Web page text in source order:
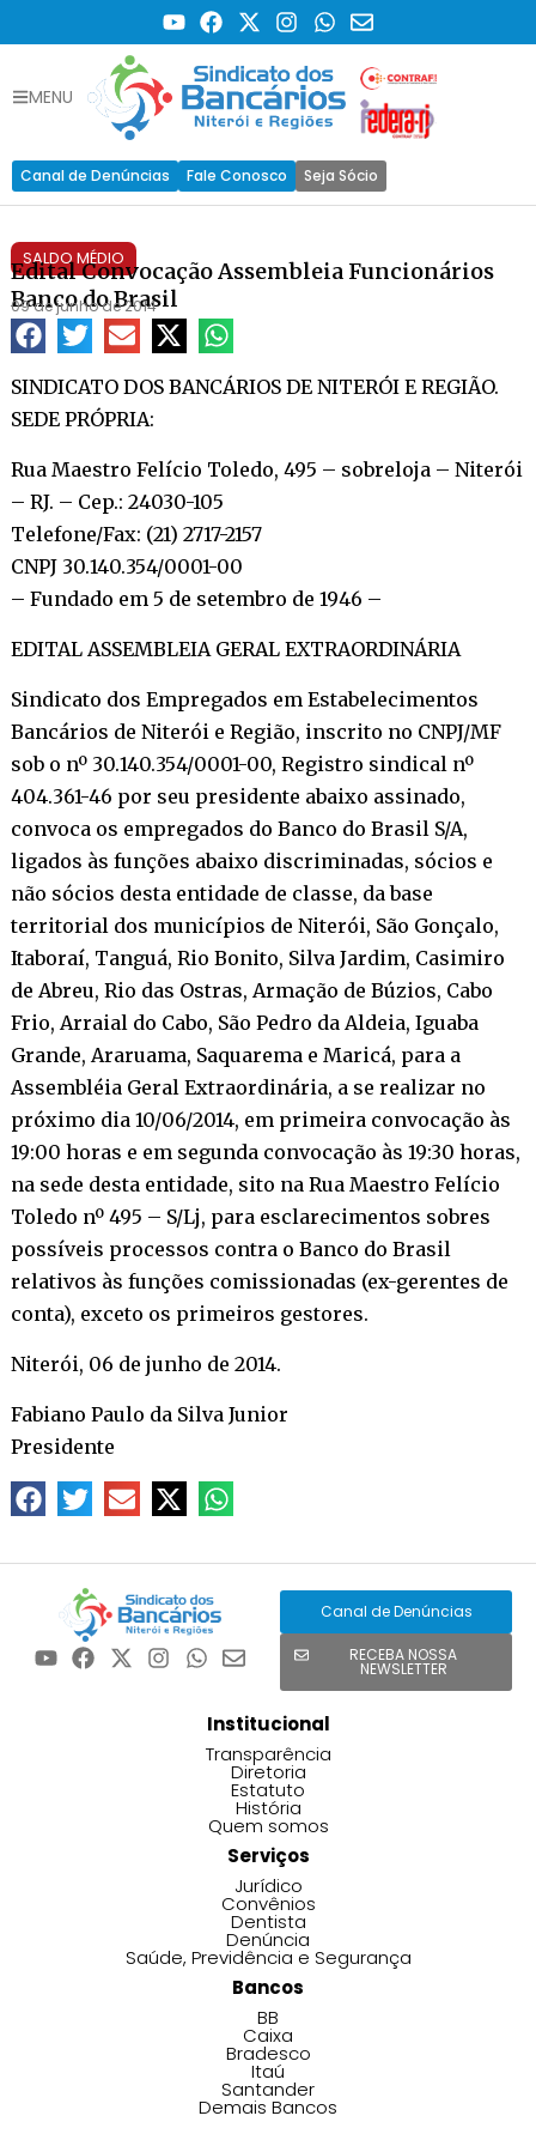
MENU
Canal de Denúncias Fale Conosco Seja Sócio
SALDO MÉDIO
Edital Convocação Assembleia Funcionários
Banco do Brasil
09 de junho de 2014
SINDICATO DOS BANCÁRIOS DE NITERÓI E REGIÃO.
SEDE PRÓPRIA:
Rua Maestro Felício Toledo, 495 – sobreloja – Niterói
– RJ. – Cep.: 24030-105
Telefone/Fax: (21) 2717-2157
CNPJ 30.140.354/0001-00
– Fundado em 5 de setembro de 1946 –
EDITAL ASSEMBLEIA GERAL EXTRAORDINÁRIA
Sindicato dos Empregados em Estabelecimentos
Bancários de Niterói e Região, inscrito no CNPJ/MF
sob o nº 30.140.354/0001-00, Registro sindical nº
404.361-46 por seu presidente abaixo assinado,
convoca os empregados do Banco do Brasil S/A,
ligados às funções abaixo discriminadas, sócios e
não sócios desta entidade de classe, da base
territorial dos municípios de Niterói, São Gonçalo,
Itaboraí, Tanguá, Rio Bonito, Silva Jardim, Casimiro
de Abreu, Rio das Ostras, Armação de Búzios, Cabo
Frio, Arraial do Cabo, São Pedro da Aldeia, Iguaba
Grande, Araruama, Saquarema e Maricá, para a
Assembléia Geral Extraordinária, a se realizar no
próximo dia 10/06/2014, em primeira convocação às
19:00 horas e em segunda convocação às 19:30 horas,
na sede desta entidade, sito na Rua Maestro Felício
Toledo nº 495 – S/Lj, para esclarecimentos sobres
possíveis processos contra o Banco do Brasil
relativos às funções comissionadas (ex-gerentes de
conta), exceto os primeiros gestores.
Niterói, 06 de junho de 2014.
Fabiano Paulo da Silva Junior
Presidente
Canal de Denúncias
RECEBA NOSSA
NEWSLETTER
Institucional
Transparência
Diretoria
Estatuto
História
Quem somos
Serviços
Jurídico
Convênios
Dentista
Denúncia
Saúde, Previdência e Segurança
Bancos
BB
Caixa
Bradesco
Itaú
Santander
Demais Bancos